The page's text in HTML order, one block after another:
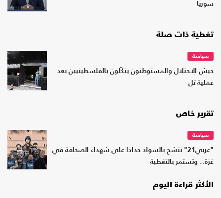
سوريا
تغطية ذات صلة
سياسة
جيش الاحتلال والمستوطنون ينكّلون بالفلسطينيين بعد
عملية تل
تقرير خاص
سياسة
"عربي21" تتشح بالسواد حدادا على شهداء الصحافة في
غزة.. وتستمر بالتغطية
الأكثر قراءة اليوم